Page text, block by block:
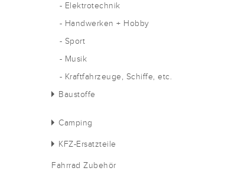
- Elektrotechnik
- Handwerken + Hobby
- Sport
- Musik
- Kraftfahrzeuge, Schiffe, etc.
Baustoffe
Camping
KFZ-Ersatzteile
Fahrrad Zubehör